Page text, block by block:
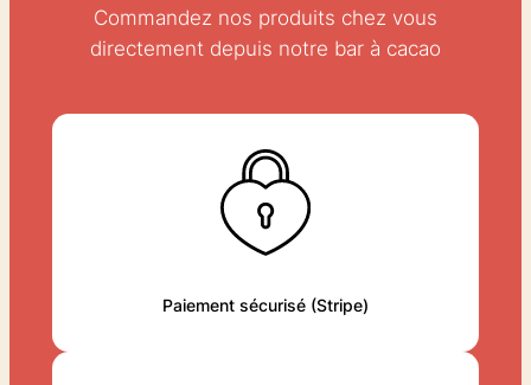
Commandez nos produits chez vous
directement depuis notre bar à cacao
Paiement sécurisé (Stripe)